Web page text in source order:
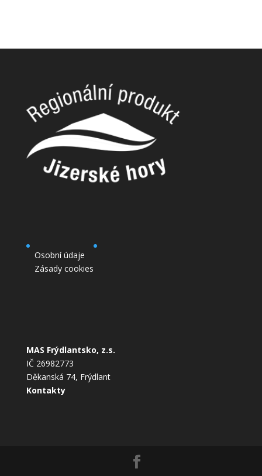
Osobní údaje
Zásady cookies
MAS Frýdlantsko, z.s.
IČ 26982773
Děkanská 74, Frýdlant
Kontakty